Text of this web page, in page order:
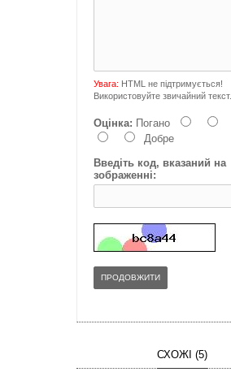
Увага: HTML не підтримується!
Використовуйте звичайний текст.
Оцінка: Погано
Добре
Введіть код, вказаний на
зображенні:
ПРОДОВЖИТИ
СХОЖІ (5)